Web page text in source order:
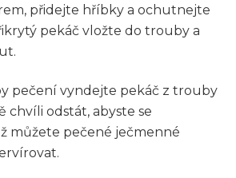
přidejte hříbky a ​ochutnejte
pekáč vložte do trouby⁢ a
pečení vyndejte pekáč z ⁣trouby
chvíli odstát, abyste se
můžete⁤ pečené ječmenné‍